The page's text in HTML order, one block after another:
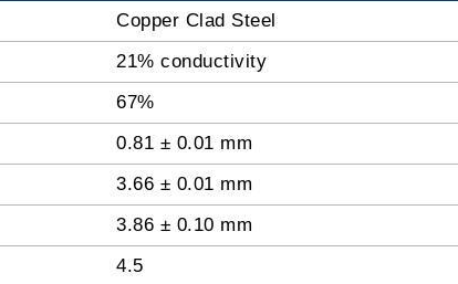
Copper Clad Steel
21% conductivity
67%
0.81 ± 0.01 mm
3.66 ± 0.01 mm
3.86 ± 0.10 mm
4.5